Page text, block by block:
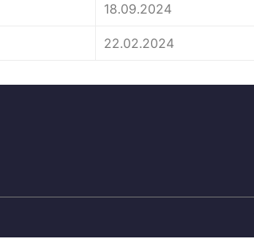
18.09.2024
22.02.2024